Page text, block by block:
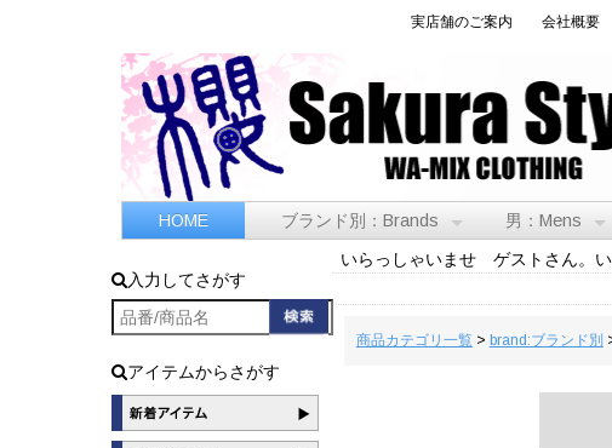
実店舗のご案内 会社概要
HOME ブランド別：Brands 男：Mens
入力してさがす
アイテムからさがす
いらっしゃいませ ゲストさん。い
商品カテゴリ一覧> brand:ブランド別